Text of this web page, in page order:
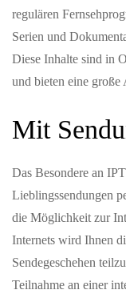
regulären
Serien und
Diese Inhalte sind in
und bieten eine
Mit
Das Besondere an
Lieblingssendungen
die Möglichkeit zur
Internets wird Ihnen
Sendegeschehen
Teilnahme an einer